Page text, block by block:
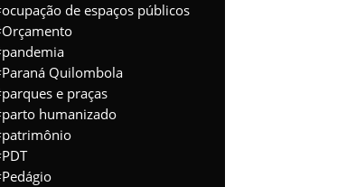
ocupação de espaços públicos
Orçamento
pandemia
Paraná Quilombola
parques e praças
parto humanizado
patrimônio
PDT
Pedágio